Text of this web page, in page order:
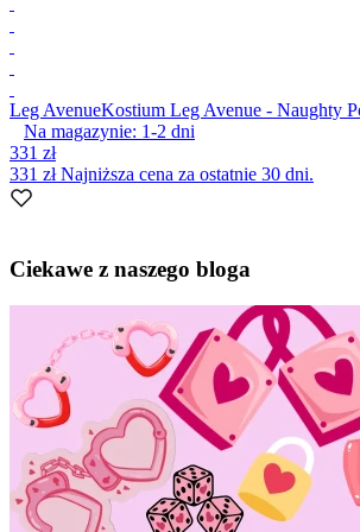
Leg AvenueKostium Leg Avenue - Naughty
Na magazynie: 1-2 dni
331 zł
331 złNajniższa cena za ostatnie 30 dni.
1
7
Ciekawe z naszego bloga